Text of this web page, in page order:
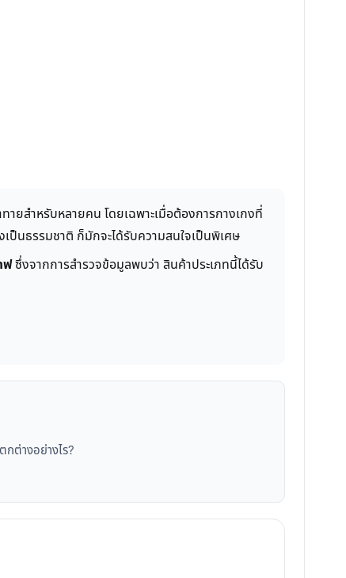
ยสำหรับหลายคน โดยเฉพาะเมื่อต้องการกางเกงที่
เป็นธรรมชาติ ก็มักจะได้รับความสนใจเป็นพิเศษ
ฟซึ่งจากการสำรวจข้อมูลพบว่า สินค้าประเภทนี้ได้รับ
ต่างอย่างไร?